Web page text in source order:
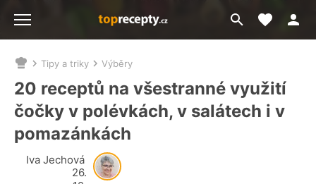
Přejít
na
Moje
Nacházíte
se
zde:
Tipy a triky Výběry
20 receptů na všestranné využití
čočky v polévkách, v salátech i v
pomazánkách
Iva Jechová
26.